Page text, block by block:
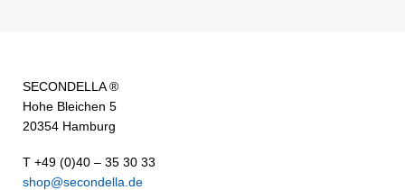
SECONDELLA ®
Hohe Bleichen 5
20354 Hamburg
T +49 (0)40 – 35 30 33
shop@secondella.de